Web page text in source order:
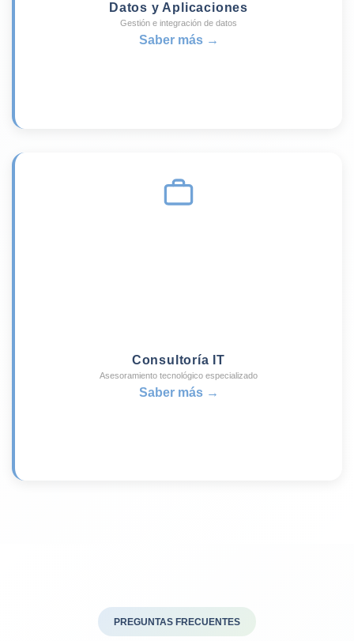
Datos y Aplicaciones
Gestión e integración de datos
Saber más →
Consultoría IT
Asesoramiento tecnológico especializado
Saber más →
PREGUNTAS FRECUENTES